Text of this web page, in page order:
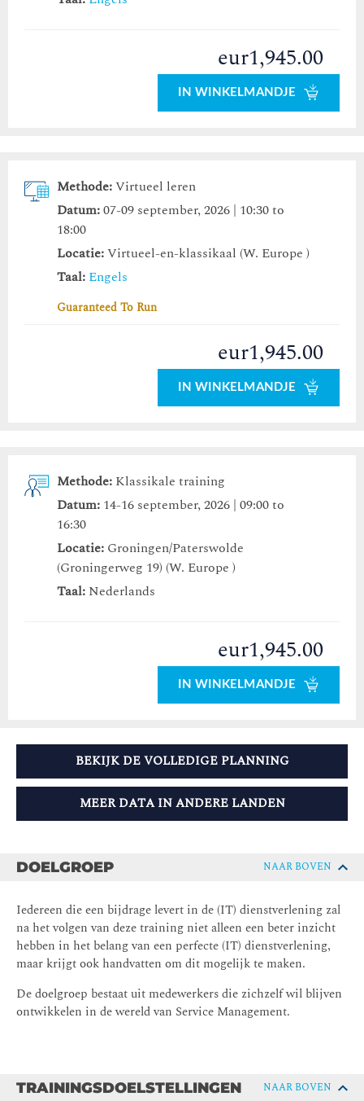
eur1,945.00
IN WINKELMANDJE
Methode:Virtueel leren
Datum:07-09 september, 2026 | 10:30 to
18:00
Locatie:Virtueel-en-klassikaal (W. Europe )
Taal: Engels
Guaranteed To Run
eur1,945.00
IN WINKELMANDJE
Methode: Klassikale training
Datum: 14-16 september, 2026 | 09:00 to
16:30
Locatie: Groningen/Paterswolde
(Groningerweg 19) (W. Europe )
Taal: Nederlands
eur1,945.00
IN WINKELMANDJE
BEKIJK DE VOLLEDIGE PLANNING
MEER DATA IN ANDERE LANDEN
DOELGROEP NAAR BOVEN
Iedereen die een bijdrage levert in de (IT) dienstverlening zal
na het volgen van deze training niet alleen een beter inzicht
hebben in het belang van een perfecte (IT) dienstverlening,
maar krijgt ook handvatten om dit mogelijk te maken.
De doelgroep bestaat uit medewerkers die zichzelf wil blijven
ontwikkelen in de wereld van Service Management.
TRAININGSDOELSTELLINGEN NAAR BOVEN